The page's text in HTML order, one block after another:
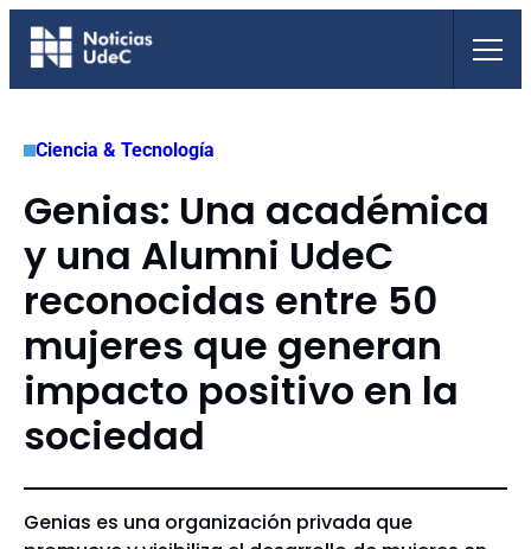
Saltar
Ciencia & Tecnología
Genias: Una académica
y una Alumni UdeC
reconocidas entre 50
mujeres que generan
impacto positivo en la
sociedad
Genias es una organización privada que